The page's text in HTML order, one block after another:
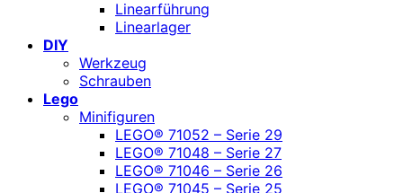
Linearführung
Linearlager
DIY
Werkzeug
Schrauben
Lego
Minifiguren
LEGO® 71052 – Serie 29
LEGO® 71048 – Serie 27
LEGO® 71046 – Serie 26
LEGO® 71045 – Serie 25